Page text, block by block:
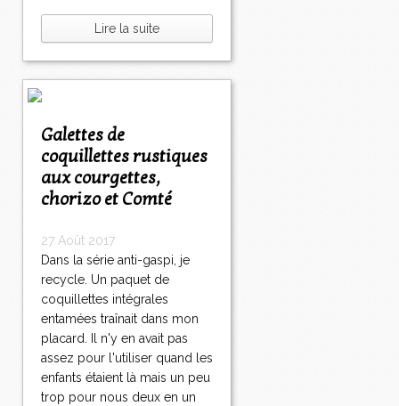
Lire la suite
Galettes de
coquillettes rustiques
aux courgettes,
chorizo et Comté
27 Août 2017
Dans la série anti-gaspi, je
recycle. Un paquet de
coquillettes intégrales
entamées traînait dans mon
placard. Il n'y en avait pas
assez pour l'utiliser quand les
enfants étaient là mais un peu
trop pour nous deux en un